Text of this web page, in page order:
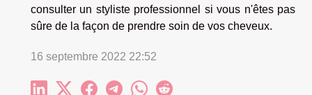
consulter un styliste professionnel si vous n'êtes pas
sûre de la façon de prendre soin de vos cheveux.
16 septembre 2022 22:52